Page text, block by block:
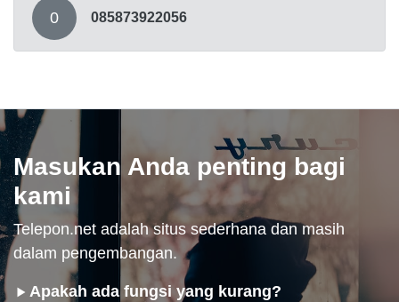
0 085873922056
Masukan Anda penting bagi
kami
Telepon.net adalah situs sederhana dan masih
dalam pengembangan.
Apakah ada fungsi yang kurang?